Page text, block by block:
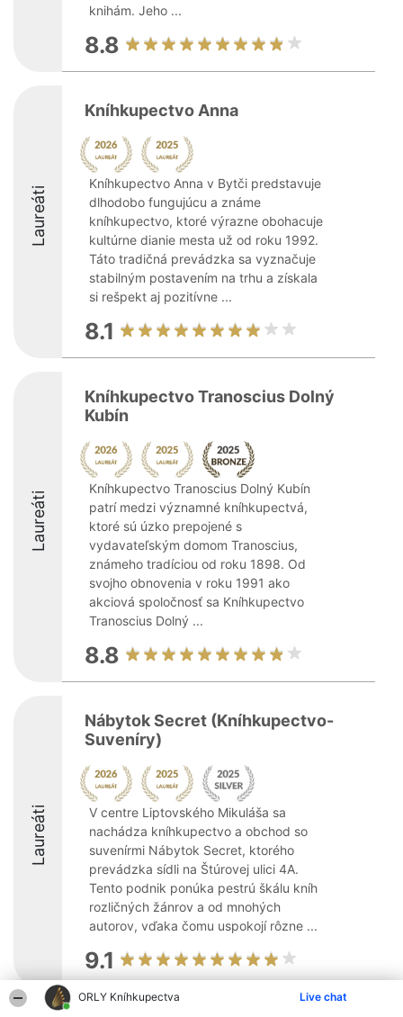
ORLY Kníhkupectva Live chat
knihám. Jeho ...
8.8
Laureáti
Kníhkupectvo Anna
Kníhkupectvo Anna v Bytči predstavuje
dlhodobo fungujúcu a známe
kníhkupectvo, ktoré výrazne obohacuje
kultúrne dianie mesta už od roku 1992.
Táto tradičná prevádzka sa vyznačuje
stabilným postavením na trhu a získala
si rešpekt aj pozitívne ...
8.1
Laureáti
Kníhkupectvo Tranoscius Dolný
Kubín
Kníhkupectvo Tranoscius Dolný Kubín
patrí medzi významné kníhkupectvá,
ktoré sú úzko prepojené s
vydavateľským domom Tranoscius,
známeho tradíciou od roku 1898. Od
svojho obnovenia v roku 1991 ako
akciová spoločnosť sa Kníhkupectvo
Tranoscius Dolný ...
8.8
Laureáti
Nábytok Secret (Kníhkupectvo-
Suveníry)
V centre Liptovského Mikuláša sa
nachádza kníhkupectvo a obchod so
suvenírmi Nábytok Secret, ktorého
prevádzka sídli na Štúrovej ulici 4A.
Tento podnik ponúka pestrú škálu kníh
rozličných žánrov a od mnohých
autorov, vďaka čomu uspokojí rôzne ...
9.1